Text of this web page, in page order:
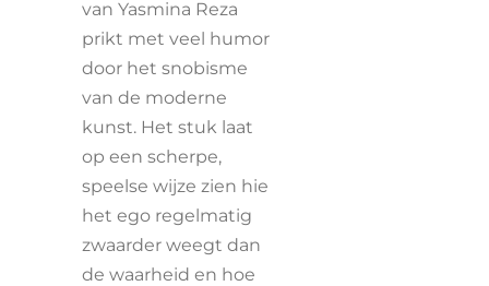
van Yasmina Reza
prikt met veel humor
door het snobisme
van de moderne
kunst. Het stuk laat
op een scherpe,
speelse wijze zien hie
het ego regelmatig
zwaarder weegt dan
de waarheid en hoe